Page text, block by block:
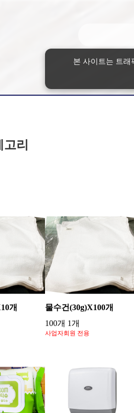
본 사이트는 트래
리
개
물수건(30g)X100개
100개 1개
사업자회원 전용